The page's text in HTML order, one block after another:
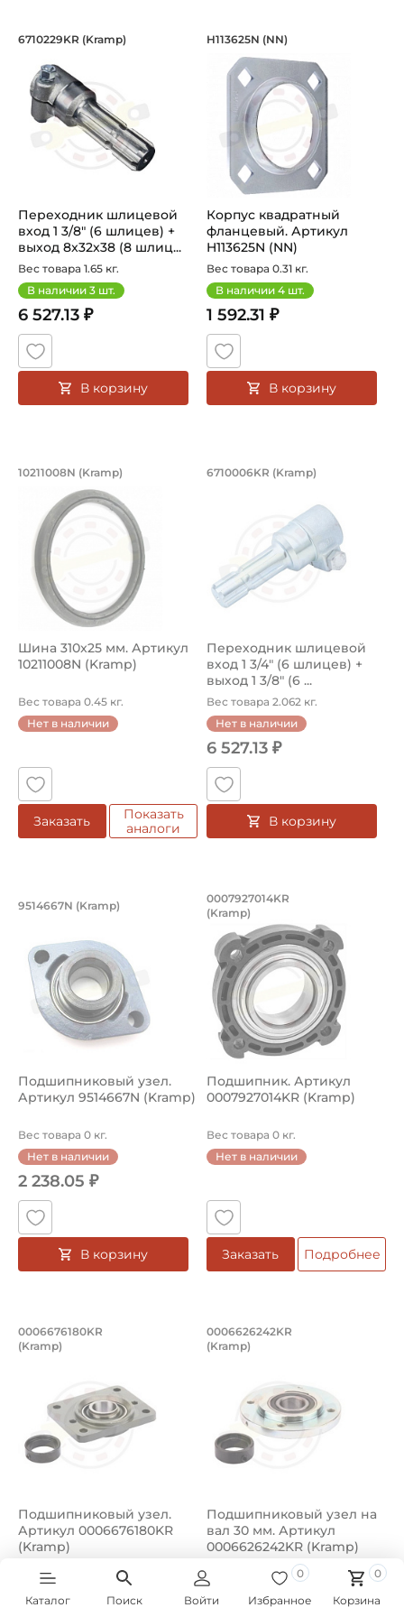
Переходник шлицевой вход 1 3/8" (6
Переходник 6710229KR Kramp, вход 1 3/8" (6 шлицев)
6710229KR (Kramp)
Переходник шлицевой
вход 1 3/8" (6 шлицев) +
выход 8x32x38 (8 шлиц...
Вес товара 1.65 кг.
В наличии 3 шт.
6 527.13 ₽
В корзину
Корпус
Корпус квадратный
H113625N (NN)
Корпус квадратный
фланцевый. Артикул
H113625N (NN)
Вес товара 0.31 кг.
В наличии 4 шт.
1 592.31 ₽
В корзину
Шина 310x25 мм. Артикул 10211008N
Сельскохозяйственная шина: размеры 310x25 мм,
10211008N (Kramp)
Шина 310x25 мм. Артикул
10211008N (Kramp)
Вес товара 0.45 кг.
Нет в наличии
Заказать
Показать
аналоги
Переходник
6710006KR (Kramp)
Переходник шлицевой
вход 1 3/4" (6 шлицев) +
выход 1 3/8" (6 ...
Вес товара 2.062 кг.
Нет в наличии
6 527.13 ₽
В корзину
Подшипниковый узел. Артикул
Подшипниковый узел 9514667N Kramp. Применяется на
9514667N (Kramp)
Подшипниковый узел.
Артикул 9514667N (Kramp)
Вес товара 0 кг.
Нет в наличии
2 238.05 ₽
В корзину
Подшипник.
Подшипник 0007927014KR
0007927014KR
(Kramp)
Подшипник. Артикул
0007927014KR (Kramp)
Вес товара 0 кг.
Нет в наличии
Заказать Подробнее
Подшипниковый узел. Артикул
Подшипниковый узел 0006676180KR Kramp.
0006676180KR
(Kramp)
Подшипниковый узел.
Артикул 0006676180KR
(Kramp)
Подшипниковый
Подшипниковый узел
0006626242KR
(Kramp)
Подшипниковый узел на
вал 30 мм. Артикул
0006626242KR (Kramp)
Вес товара 0 кг.
Нет в наличии
Каталог Поиск Войти Избранное
0
Корзина
0